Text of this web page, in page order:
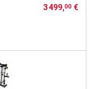
3 499,00€